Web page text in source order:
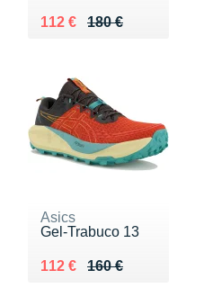
180 €
Au lieu de 180 €
112 €
Vendu 112 €
Asics
Gel-Trabuco 13
160 €
Au lieu de 160 €
112 €
Vendu 112 €